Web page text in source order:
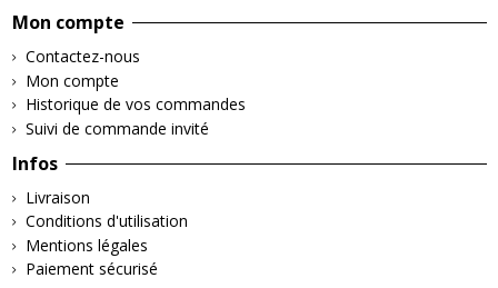
Mon compte
Contactez-nous
Mon compte
Historique de vos commandes
Suivi de commande invité
Infos
Livraison
Conditions d'utilisation
Mentions légales
Paiement sécurisé